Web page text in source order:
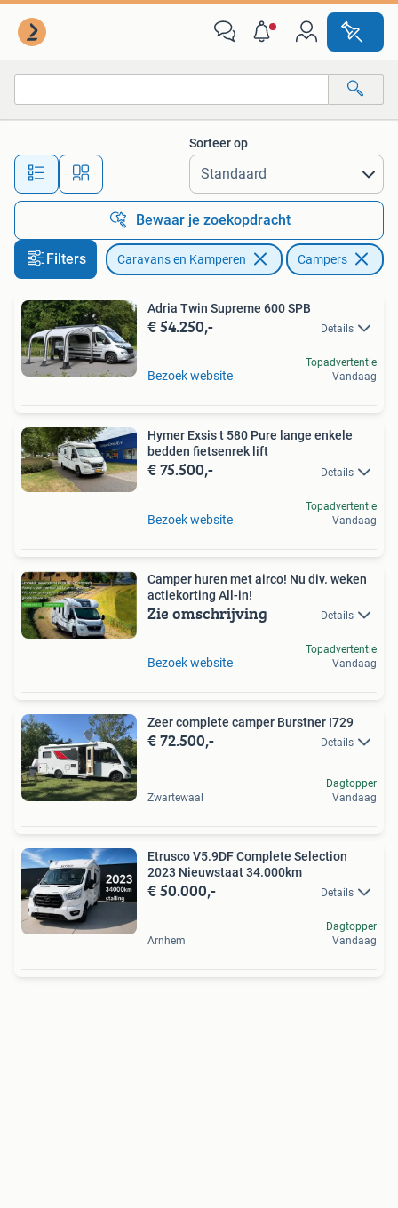
Alle afstanden…
Sorteer op
Bewaar je zoekopdracht
Filters Caravans en Kamperen Campers
Adria Twin Supreme 600 SPB
€ 54.250,- Details
Bezoek website
Topadvertentie
Vandaag
Hymer Exsis t 580 Pure lange enkele
bedden fietsenrek lift
€ 75.500,- Details
Bezoek website
Topadvertentie
Vandaag
Camper huren met airco! Nu div. weken
actiekorting All-in!
Zie omschrijving Details
Bezoek website
Topadvertentie
Vandaag
Zeer complete camper Burstner I729
€ 72.500,- Details
Zwartewaal
Dagtopper
Vandaag
Etrusco V5.9DF Complete Selection
2023 Nieuwstaat 34.000km
€ 50.000,- Details
Arnhem
Dagtopper
Vandaag